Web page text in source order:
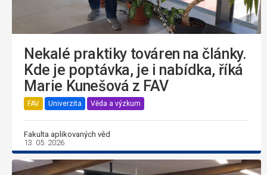
Nekalé praktiky továren na články.
Kde je poptávka, je i nabídka, říká
Marie Kunešová z FAV
FAV Univerzita Věda a výzkum
Fakulta aplikovaných věd
13. 05. 2026